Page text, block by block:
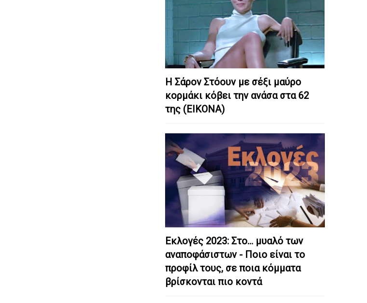
Η Σάρον Στόουν με σέξι μαύρο
κορμάκι κόβει την ανάσα στα 62
της (ΕΙΚΟΝΑ)
Εκλογές 2023: Στο… μυαλό των
αναποφάσιστων - Ποιο είναι το
προφίλ τους, σε ποια κόμματα
βρίσκονται πιο κοντά